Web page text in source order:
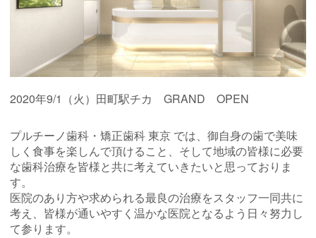
2020年9/1（火）田町駅チカ GRAND OPEN
プルチーノ歯科・矯正歯科 東京 では、御自身の歯で美味
しく食事を楽しんで頂けること、そして地域の皆様に必要
な歯科治療を皆様と共に考えていきたいと思っておりま
す。
医院のあり方や求められる最良の治療をスタッフ一同共に
考え、皆様が通いやすく温かな医院となるよう日々努力し
て参ります。